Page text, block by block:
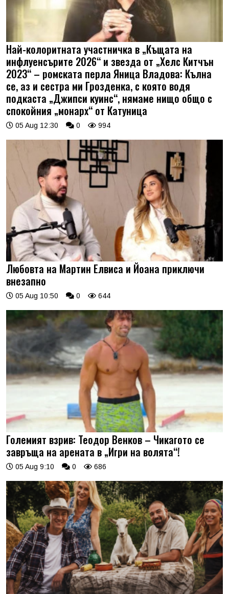
Най-колоритната участничка в „Къщата на
инфлуенсърите 2026“ и звезда от „Хелс Китчън
2023“ – ромската перла Яница Владова: Кълна
се, аз и сестра ми Грозденка, с която водя
подкаста „Джипси куинс“, нямаме нищо общо с
спокойния „монарх“ от Катуница
05 Aug 12:30 0 994
Любовта на Мартин Елвиса и Йоана приключи
внезапно
05 Aug 10:50 0 644
Големият взрив: Теодор Венков – Чикагото се
завръща на арената в „Игри на волята“!
05 Aug 9:10 0 686